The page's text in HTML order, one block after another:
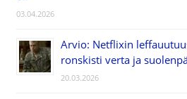
03.04.2026
Arvio: Netflixin
ronskisti verta ja
20.03.2026